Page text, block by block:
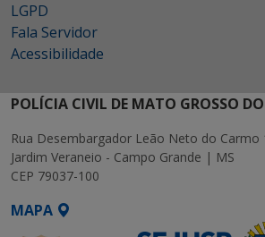
LGPD
Fala Servidor
Acessibilidade
POLÍCIA CIVIL DE MATO GROSSO
Rua Desembargador Leão Neto do Carmo
Jardim Veraneio - Campo Grande | MS
CEP 79037-100
MAPA